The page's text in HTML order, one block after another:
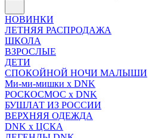
НОВИНКИ
ЛЕТНЯЯ РАСПРОДАЖА
ШКОЛА
ВЗРОСЛЫЕ
ДЕТИ
СПОКОЙНОЙ НОЧИ МАЛЫШИ
Ми-ми-мишки x DNK
РОСКОСМОС x DNK
БУШЛАТ ИЗ РОССИИ
ВЕРХНЯЯ ОДЕЖДА
DNK x ЦСКА